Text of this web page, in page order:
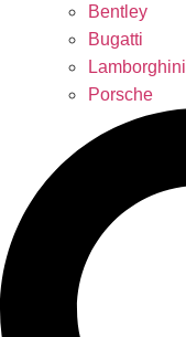
Bentley
Bugatti
Lamborghini
Porsche